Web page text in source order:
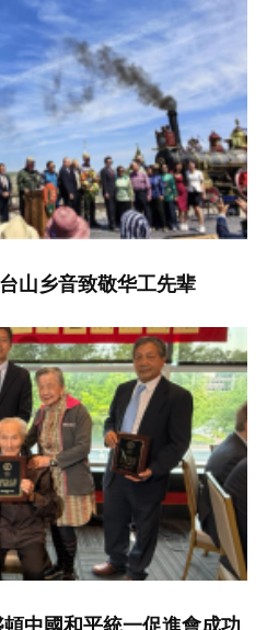
山乡音致敬华工先辈